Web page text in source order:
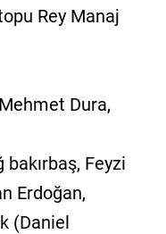
Rey Manaj
Dura,
Feyzi
Erdoğan,
(Daniel